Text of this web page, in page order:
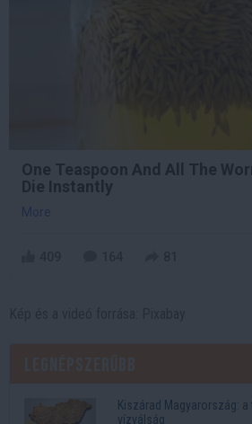
One Teaspoon And All The
Die Instantly
More
Kiszárad Magyarország:
vízválság